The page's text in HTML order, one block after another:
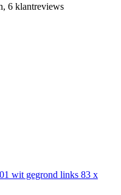
6 klantreviews
wit gegrond links 83 x